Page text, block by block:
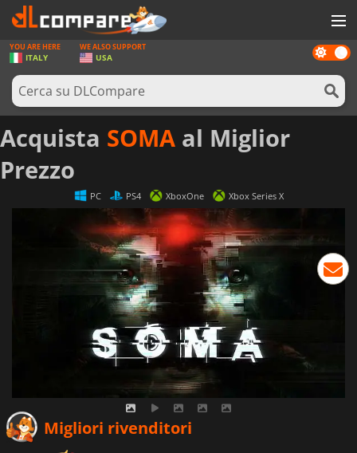
GIOCHI
PREPAGATE
SOFTWARE
REWARDS
HARDWARE
ACCEDI O REGISTRATI
Dark
mode
YOU ARE HERE
ITALY
WE ALSO SUPPORT
USA
Acquista SOMA al Miglior
Prezzo
PC PS4 XboxOne Xbox Series X
Migliori rivenditori